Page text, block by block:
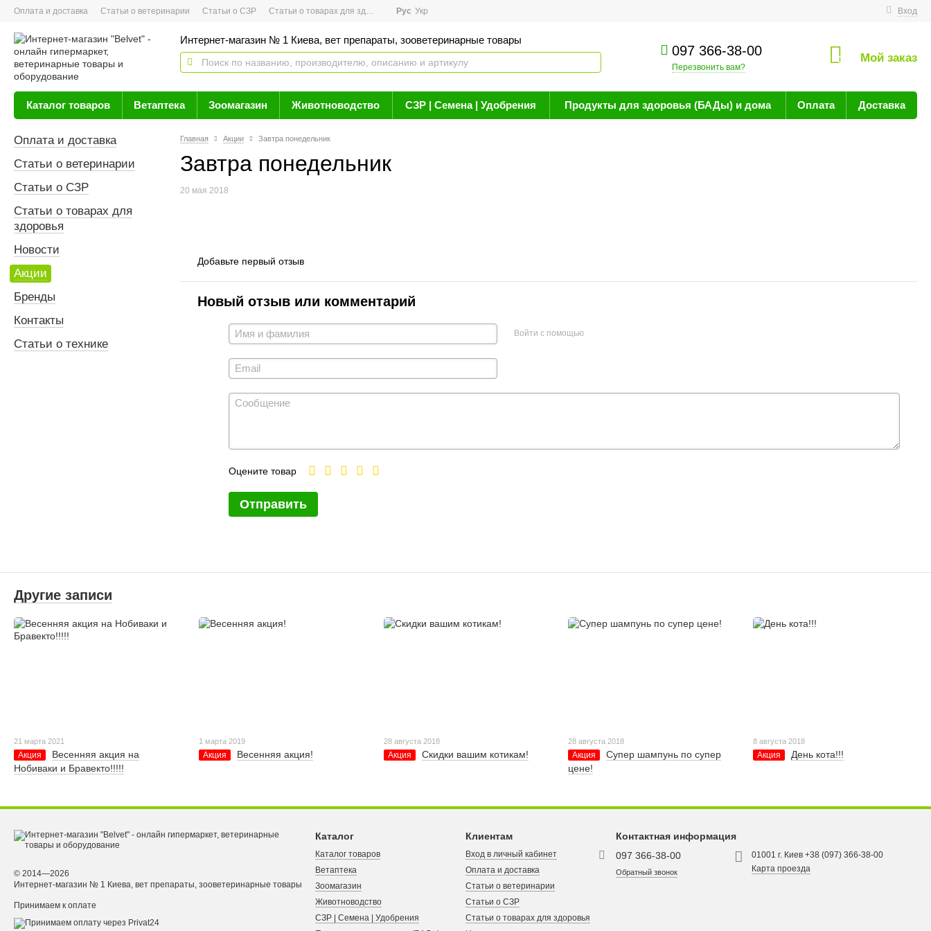
Оплата и доставка Статьи о ветеринарии Статьи о СЗР Статьи о товарах для здоровья Новости Вход
Рус Укр
Интернет-магазин № 1 Киева, вет препараты, зооветеринарные товары
097 366-38-00
Перезвонить вам?
0 Мой заказ
Каталог товаров Ветаптека Зоомагазин Животноводство СЗР | Семена | Удобрения Продукты для здоровья (БАДы) и дома Оплата Доставка
Главная Акции Завтра понедельник
Завтра понедельник
20 мая 2018
Добавьте первый отзыв
Новый отзыв или комментарий
Войти с помощью
Оцените товар
Отправить
Оплата и доставка
Статьи о ветеринарии
Статьи о СЗР
Статьи о товарах для
здоровья
Новости
Акции
Бренды
Контакты
Статьи о технике
Другие записи
21 марта 2021
Акция
Весенняя акция на
Нобиваки и Бравекто!!!!!
1 марта 2019
Акция Весенняя акция!
28 августа 2018
Акция Скидки вашим котикам!
28 августа 2018
Акция
Супер шампунь по супер
цене!
8 августа 2018
Акция День кота!!!
© 2014—2026
Интернет-магазин № 1 Киева, вет препараты, зооветеринарные товары
Принимаем к оплате
Каталог
Каталог товаров
Ветаптека
Зоомагазин
Животноводство
СЗР | Семена | Удобрения
Клиентам
Вход в личный кабинет
Оплата и доставка
Статьи о ветеринарии
Статьи о СЗР
Статьи о товарах для здоровья
Контактная информация
097 366-38-00
Обратный звонок
01001 г. Киев +38 (097) 366-38-00
Карта проезда